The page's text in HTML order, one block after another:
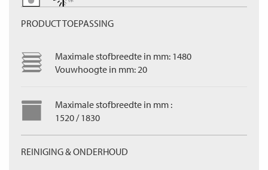
PRODUCT TOEPASSING
Maximale stofbreedte in mm: 1480
Vouwhoogte in mm: 20
Maximale stofbreedte in mm :
1520 / 1830
REINIGING & ONDERHOUD